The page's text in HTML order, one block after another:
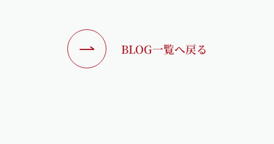
BLOG一覧へ戻る